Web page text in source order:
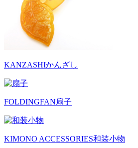
KANZASHIかんざし
FOLDINGFAN扇子
KIMONO ACCESSORIES和装小物